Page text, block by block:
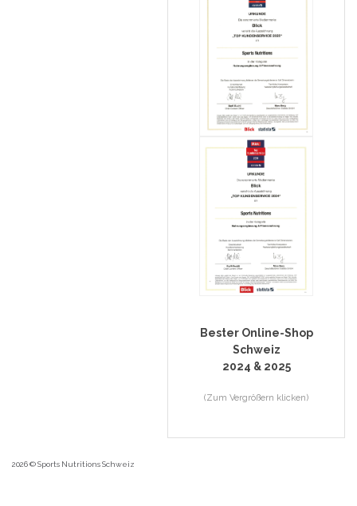
Bester Online-Shop
Schweiz
2024 & 2025
(Zum Vergrößern klicken)
2026 © Sports Nutritions Schweiz